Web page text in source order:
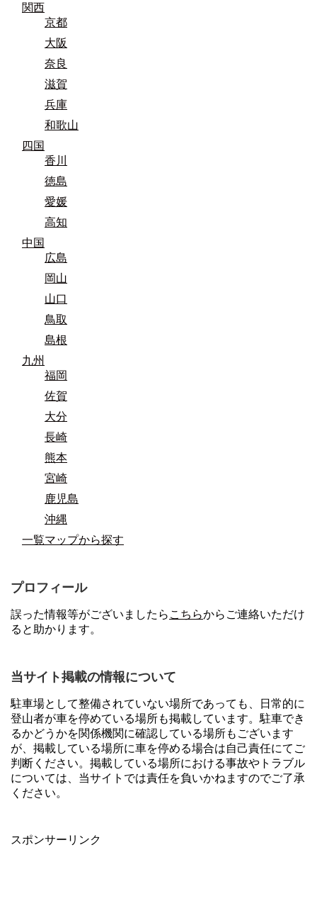
関西
京都
大阪
奈良
滋賀
兵庫
和歌山
四国
香川
徳島
愛媛
高知
中国
広島
岡山
山口
鳥取
島根
九州
福岡
佐賀
大分
長崎
熊本
宮崎
鹿児島
沖縄
一覧マップから探す
プロフィール
誤った情報等がございましたら こちらからご連絡いただけ
ると助かります。
当サイト掲載の情報について
駐車場として整備されていない場所であっても、日常的に
登山者が車を停めている場所も掲載しています。駐車でき
るかどうかを関係機関に確認している場所もございます
が、掲載している場所に車を停める場合は自己責任にてご
判断ください。掲載している場所における事故やトラブル
については、当サイトでは責任を負いかねますのでご了承
ください。
スポンサーリンク